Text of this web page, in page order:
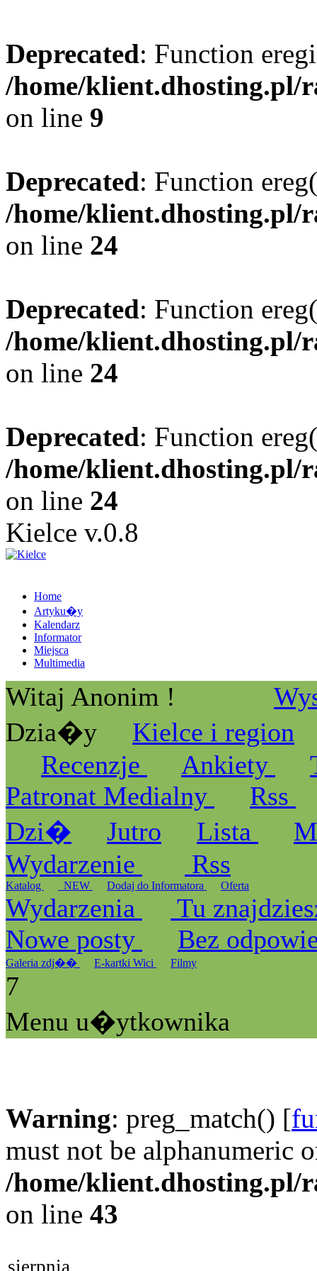
Deprecated: Function
/home/klient.dhosting.pl/
on line 9
Deprecated: Function
/home/klient.dhosting.pl/
on line 24
Deprecated: Function
/home/klient.dhosting.pl/
on line 24
Deprecated: Function
/home/klient.dhosting.pl/
on line 24
Kielce v.0.8
Home
Artyku�y
Kalendarz
Informator
Miejsca
Multimedia
Witaj Anonim !
Dzia�y
Kielce i region
Recenzje
Ankiety
Patronat Medialny
Rss
Dzi�
Jutro Lista
Wydarzenie
Rss
Katalog _NEW Dodaj do Informatora Oferta
Wydarzenia
Tu
Nowe posty
Bez
Galeria zdj�� E-kartki Wici Filmy
7
Menu u�ytkownika
Warning: preg_match() [
must not be alphanumeric
/home/klient.dhosting.pl/
on line 43
sierpnia